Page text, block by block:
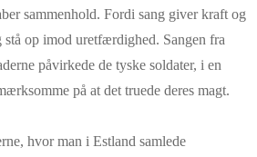
sammenhold. Fordi sang giver kraft og
stå op imod uretfærdighed. Sangen fra
påvirkede de tyske soldater, i en
på at det truede deres magt.
hvor man i Estland samlede